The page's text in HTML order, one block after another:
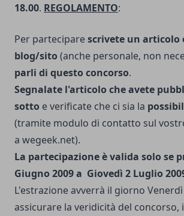
18.00. REGOLAMENTO:
Per parteciparescrivete un articolo
blog/sito (anche personale, non
parli di questo concorso.
Segnalate l'articolo che avete
sotto e verificate che ci sia la
(tramite modulo di contatto sul
a wegeek.net).
La partecipazione è valida solo se
Giugno 2009 a Giovedì 2 Luglio
L'estrazione avverrà il giorno
assicurare la veridicità del